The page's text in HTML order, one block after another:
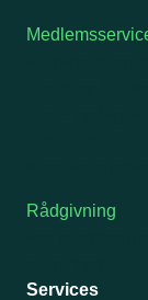
Rådgivning
Services